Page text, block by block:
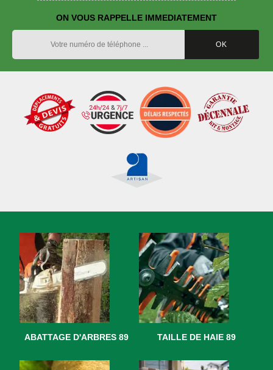
ON VOUS RAPPELLE IMMEDIATEMENT
ABATTAGE D'ARBRES 89 TAILLE DE HAIE 89